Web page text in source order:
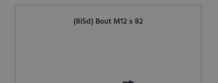
(8i5d) Bout M12 x 82